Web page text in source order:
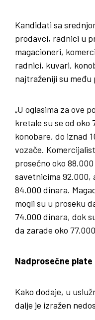
Kandidati sa
prodavci, radnici u
magacioneri,
radnici, kuvari,
najtraženiji su među
„U oglasima za ove
kretale su se od oko
konobare, do iznad
vozače.
prosečno oko
savetnicima 92.000,
84.000 dinara.
mogli su u proseku
74.000 dinara, dok
da zarade oko
Nadprosečne plate
Kako dodaje, u
dalje je izražen